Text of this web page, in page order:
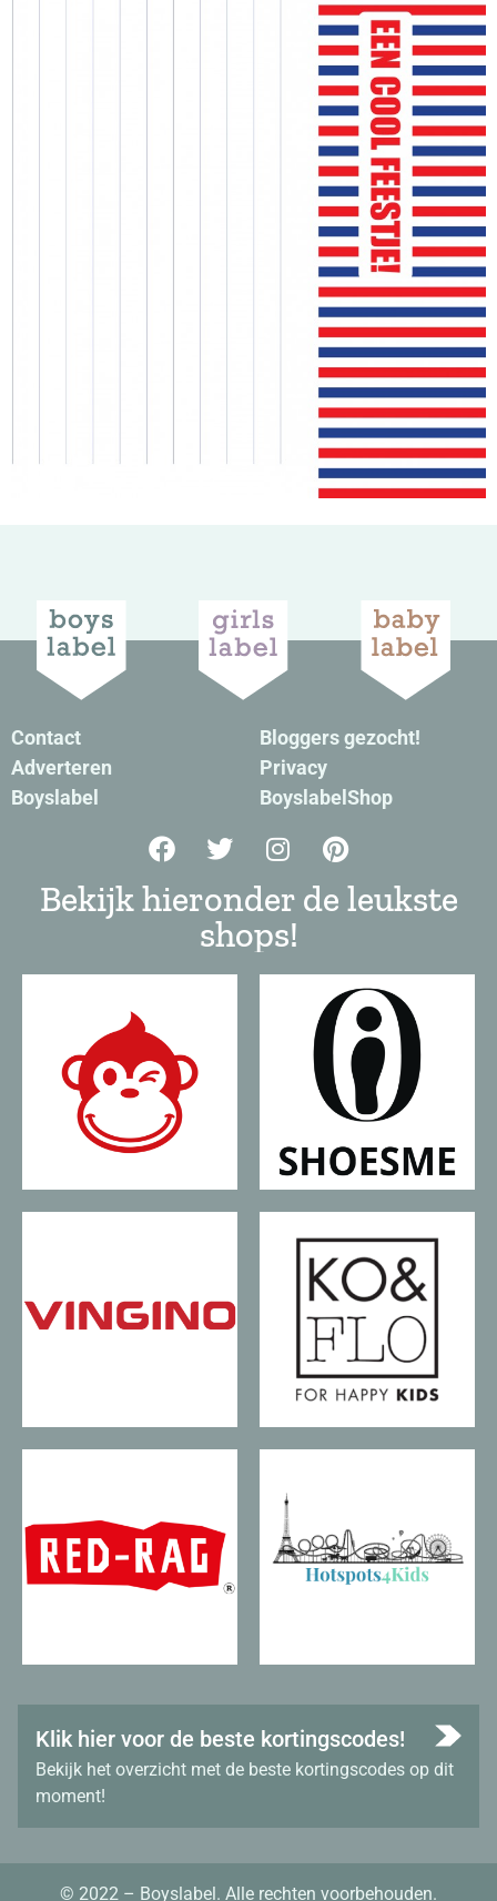
Contact
Adverteren
Boyslabel
Bloggers gezocht!
Privacy
BoyslabelShop
Bekijk hieronder de leukste
shops!
Klik hier voor de beste kortingscodes!
Bekijk het overzicht met de beste kortingscodes op dit
moment!
© 2022 – Boyslabel. Alle rechten voorbehouden.